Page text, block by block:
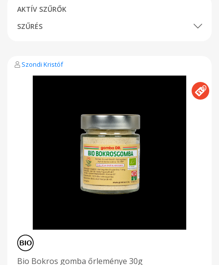
AKTÍV SZŰRŐK
SZŰRÉS
Szondi Kristóf
Bio Bokros gomba őrleménye 30g